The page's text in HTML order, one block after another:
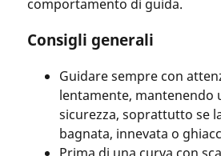
comportamento di guida.
Consigli generali
Guidare sempre con
lentamente, mantenendo
sicurezza, soprattutto se
bagnata, innevata o
Prima di una curva con